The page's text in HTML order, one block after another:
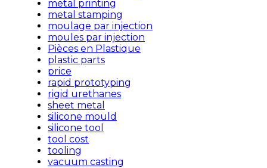
metal printing
metal stamping
moulage par injection
moules par injection
Pièces en Plastique
plastic parts
price
rapid prototyping
rigid urethanes
sheet metal
silicone mould
silicone tool
tool cost
tooling
vacuum casting